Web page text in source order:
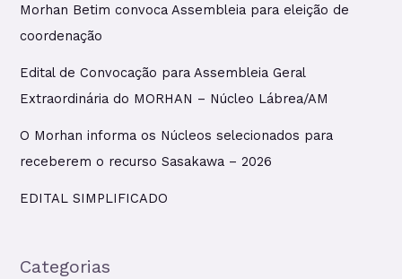
Morhan Betim convoca Assembleia para eleição de
coordenação
Edital de Convocação para Assembleia Geral
Extraordinária do MORHAN – Núcleo Lábrea/AM
O Morhan informa os Núcleos selecionados para
receberem o recurso Sasakawa – 2026
EDITAL SIMPLIFICADO
Categorias